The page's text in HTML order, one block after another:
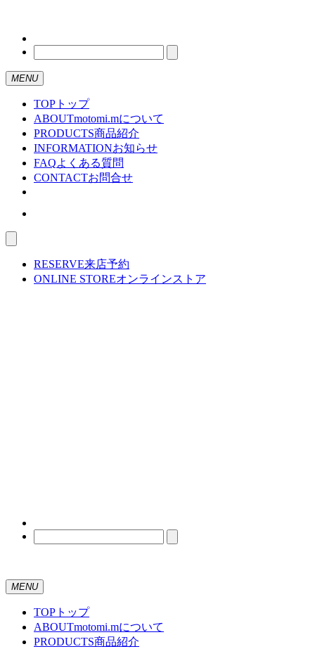
MENU
TOP トップ
ABOUTmotomi.mについて
PRODUCTS商品紹介
INFORMATIONお知らせ
FAQよくある質問
CONTACTお問合せ
RESERVE来店予約
ONLINE STOREオンラインストア
MENU
TOP トップ
ABOUTmotomi.mについて
PRODUCTS商品紹介